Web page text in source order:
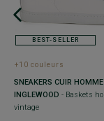
BEST-SELLER
+10 couleurs
SNEAKERS CUIR
INGLEWOOD - Baskets
vintage